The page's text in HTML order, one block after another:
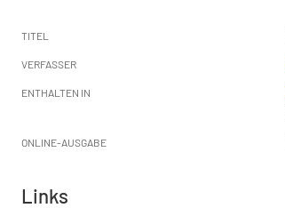
TITEL
VERFASSER
ENTHALTEN IN
ONLINE-AUSGABE
Links